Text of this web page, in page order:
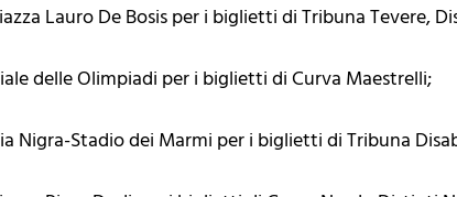
Lauro De Bosis per i biglietti di Tribuna Tevere,
delle Olimpiadi per i biglietti di Curva Maestrelli;
Nigra-Stadio dei Marmi per i biglietti di Tribuna